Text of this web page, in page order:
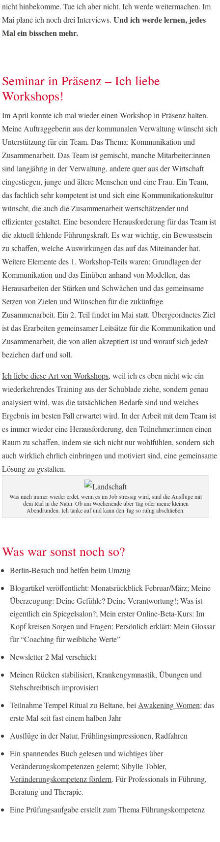
nicht hinbekomme. Tue ich aber nicht. Ich werde weitermachen. Im
Mai plane ich noch drei Interviews.Und ich werde lernen, jedes
Mal ein bisschen mehr.
Seminar in Präsenz – Ich liebe
Workshops!
Im April konnte ich mal wieder einen Workshop in Präsenz halten.
Meine Auftraggeberin aus der kommunalen Verwaltung wünscht sich
Unterstützung für ein Team. Das Thema: Kommunikation und
Zusammenarbeit. Das Team ist gemischt, manche Mitarbeiter:innen
sind langjährig in der Verwaltung, andere quer aus der Wirtschaft
eingestiegen, junge und ältere Menschen und eine Frau. Ein Team,
das fachlich sehr kompetent ist und sich eine Kommunikationskultur
wünscht, die auch die Zusammenarbeit wertschätzender und
effizienter gestaltet. Eine besondere Herausforderung für das Team ist
die aktuell fehlende Führungskraft. Es war wichtig, ein Bewusstsein
zu schaffen, welche Auswirkungen das auf das Miteinander hat.
Weitere Elemente des 1. Workshop-Teils waren: Grundlagen der
Kommunikation und das Einüben anhand von Modellen, das
Herausarbeiten der Stärken und Schwächen und das gemeinsame
Setzen von Zielen und Wünschen für die zukünftige
Zusammenarbeit. Ein 2. Teil findet im Mai statt. Übergeordnetes Ziel
ist das Erarbeiten gemeinsamer Leitsätze für die Kommunikation und
Zusammenarbeit, die von allen akzeptiert ist und worauf sich jede/r
beziehen darf und soll.
Ich liebe diese Art von Workshops, weil ich es eben nicht wie ein
wiederkehrendes Training aus der Schublade ziehe, sondern genau
analysiert wird, was die tatsächlichen Bedarfe sind und welches
Ergebnis im besten Fall erwartet wird. In der Arbeit mit dem Team ist
es immer wieder eine Herausforderung, den Teilnehmer:innen einen
Raum zu schaffen, indem sie sich nicht nur wohlfühlen, sondern sich
auch wirklich ehrlich einbringen und motiviert sind, eine gemeinsame
Lösung zu gestalten.
Was mich immer wieder erdet, wenn es im Job stressig wird, sind die Ausflüge mit
dem Rad in die Natur. Ob am Wochenende über Tag oder meine kleinen
Abendrunden. Ich tanke auf und kann den Tag so ruhig abschließen.
Was war sonst noch so?
Berlin-Besuch und helfen beim Umzug
Blogartikel veröffentlicht: Monatsrückblick Februar/März; Meine
Überzeugung: Deine Gefühle? Deine Verantwortung!; Was ist
eigentlich ein Spiegelsalon?; Mein erster Online-Beta-Kurs: Im
Kopf kreisen Sorgen und Fragen; Persönlich erklärt: Mein Glossar
für “Coaching für weibliche Werte”
Newsletter 2 Mal verschickt
Meinen Rücken stabilisiert, Krankengymnastik, Übungen und
Stehschreibtisch improvisiert
Teilnahme Tempel Ritual zu Beltane, bei Awakening Women; das
erste Mal seit fast einem halben Jahr
Ausflüge in der Natur, Frühlingsimpressionen, Radfahren
Ein spannendes Buch gelesen und wichtiges über
Veränderungskompetenzen gelernt; Sibylle Tobler,
Veränderungskompetenz fördern. Für Professionals in Führung,
Beratung und Therapie.
Eine Prüfungsaufgabe erstellt zum Thema Führungskompetenz